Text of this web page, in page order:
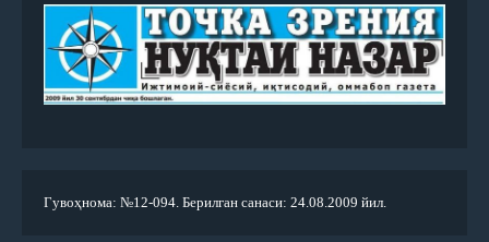
Гувоҳнома: №12-094. Берилган санаси: 24.08.2009 йил.